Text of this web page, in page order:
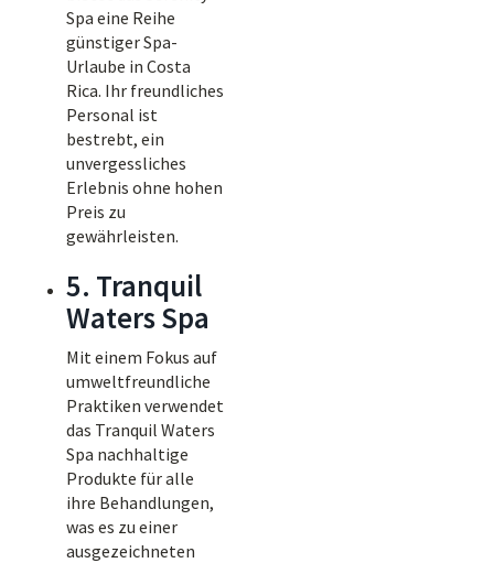
Spa eine Reihe
günstiger Spa-
Urlaube in Costa
Rica. Ihr freundliches
Personal ist
bestrebt, ein
unvergessliches
Erlebnis ohne hohen
Preis zu
gewährleisten.
5. Tranquil
Waters Spa
Mit einem Fokus auf
umweltfreundliche
Praktiken verwendet
das Tranquil Waters
Spa nachhaltige
Produkte für alle
ihre Behandlungen,
was es zu einer
ausgezeichneten